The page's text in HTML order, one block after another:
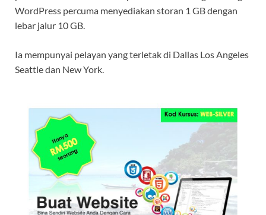
WordPress percuma menyediakan storan 1 GB dengan
lebar jalur 10 GB.
Ia mempunyai pelayan yang terletak di Dallas Los Angeles
Seattle dan New York.